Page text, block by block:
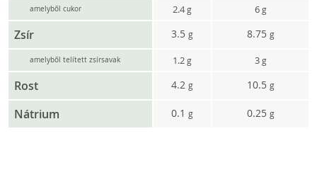
amelyből cukor 2.4g 6 g
Zsír 3.5 g 8.75 g
amelyből telített zsírsavak 1.2g 3 g
Rost 4.2 g 10.5 g
Nátrium 0.1 g 0.25 g